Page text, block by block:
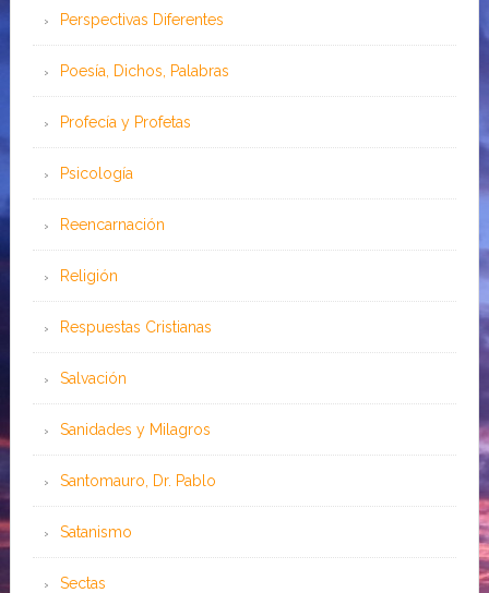
Perspectivas Diferentes
Poesía, Dichos, Palabras
Profecía y Profetas
Psicología
Reencarnación
Religión
Respuestas Cristianas
Salvación
Sanidades y Milagros
Santomauro, Dr. Pablo
Satanismo
Sectas